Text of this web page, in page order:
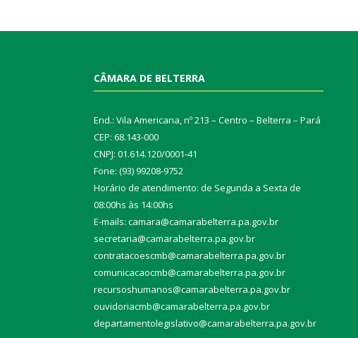
CÂMARA DE BELTERRA
End.: Vila Americana, nº 213 – Centro – Belterra – Pará
CEP: 68.143-000
CNPJ: 01.614.120/0001-41
Fone: (93) 99208-9752
Horário de atendimento: de Segunda a Sexta de
08:00hs às 14:00hs
E-mails: camara@camarabelterra.pa.gov.br
secretaria@camarabelterra.pa.gov.br
contratacoescmb@camarabelterra.pa.gov.br
comunicacaocmb@camarabelterra.pa.gov.br
recursoshumanos@camarabelterra.pa.gov.br
ouvidoriacmb@camarabelterra.pa.gov.br
departamentolegislativo@camarabelterra.pa.gov.br